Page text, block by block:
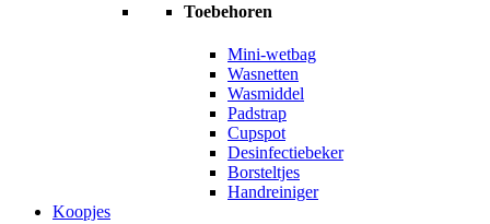
Toebehoren
Mini-wetbag
Wasnetten
Wasmiddel
Padstrap
Cupspot
Desinfectiebeker
Borsteltjes
Handreiniger
Koopjes